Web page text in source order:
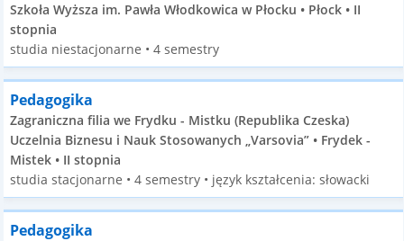
Szkoła Wyższa im. Pawła Włodkowica w Płocku • Płock • II
stopnia
studia niestacjonarne • 4 semestry
Pedagogika
Zagraniczna filia we Frydku - Mistku (Republika Czeska)
Uczelnia Biznesu i Nauk Stosowanych „Varsovia” • Frydek -
Mistek • II stopnia
studia stacjonarne • 4 semestry • język kształcenia: słowacki
Pedagogika